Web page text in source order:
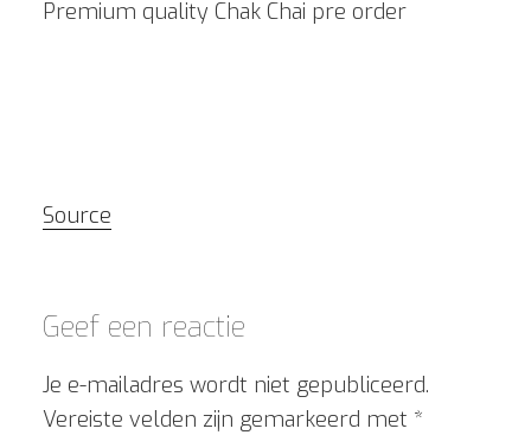
Premium quality Chak Chai pre order
Source
Geef een reactie
Je e-mailadres wordt niet gepubliceerd.
Vereiste velden zijn gemarkeerd met *